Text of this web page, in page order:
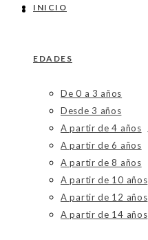
INICIO
EDADES
De 0 a 3 años
Desde 3 años
A partir de 4 años
A partir de 6 años
A partir de 8 años
A partir de 10 años
A partir de 12 años
A partir de 14 años